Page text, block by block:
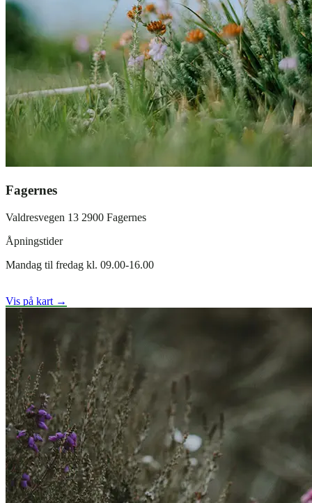
Fagernes
Valdresvegen 13 2900 Fagernes
Åpningstider
Mandag til fredag kl. 09.00-16.00
Vis på kart →